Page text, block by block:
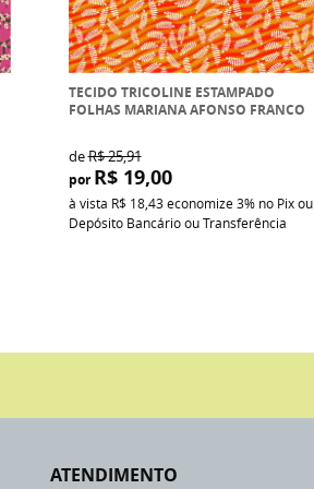
TECIDO TRICOLINE ESTAMPADO
FOLHAS MARIANA AFONSO FRANCO
deR$ 25,91
por R$ 19,00
à vista R$ 18,43economize3% no Pix ou
Depósito Bancário ou Transferência
ATENDIMENTO